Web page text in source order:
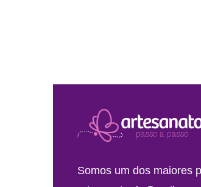
Somos um dos maiores